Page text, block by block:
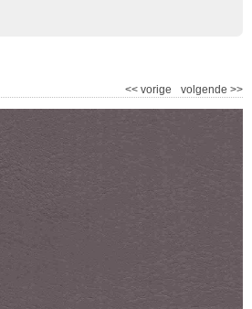
volgende >>
<< vorige